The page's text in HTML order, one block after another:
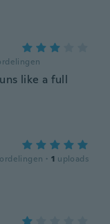
like a full
· 1 uploads